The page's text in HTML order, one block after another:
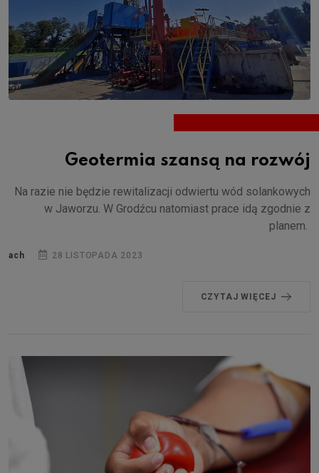
Geotermia szansą na rozwój
Na razie nie będzie rewitalizacji odwiertu wód solankowych
w Jaworzu. W Grodźcu natomiast prace idą zgodnie z
planem.
ach 28 LISTOPADA 2023
CZYTAJ WIĘCEJ